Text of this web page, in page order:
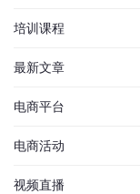
培训课程
最新文章
电商平台
电商活动
视频直播